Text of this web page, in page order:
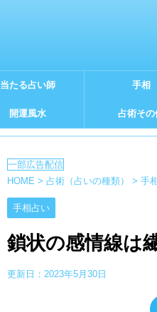
当たる占い師 手相
開運風水 占術その
HOME > 占術（占いの種類） > 手
手相占い
鎖状の感情線は
更新日： 2023年5月30日